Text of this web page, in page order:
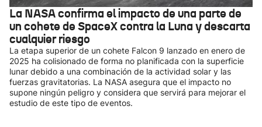
La NASA confirma el impacto de una parte de
un cohete de SpaceX contra la Luna y descarta
cualquier riesgo
La etapa superior de un cohete Falcon 9 lanzado en enero de
2025 ha colisionado de forma no planificada con la superficie
lunar debido a una combinación de la actividad solar y las
fuerzas gravitatorias. La NASA asegura que el impacto no
supone ningún peligro y considera que servirá para mejorar el
estudio de este tipo de eventos.